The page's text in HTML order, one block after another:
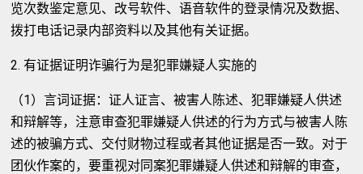
览次数鉴定意见、改号软件、语音软件的登录情况及数据、
拨打电话记录内部资料以及其他有关证据。
2. 有证据证明诈骗行为是犯罪嫌疑人实施的
（1）言词证据：证人证言、被害人陈述、犯罪嫌疑人供述
和辩解等，注意审查犯罪嫌疑人供述的行为方式与被害人陈
述的被骗方式、交付财物过程或者其他证据是否一致。对于
团伙作案的，要重视对同案犯罪嫌疑人供述和辩解的审查，